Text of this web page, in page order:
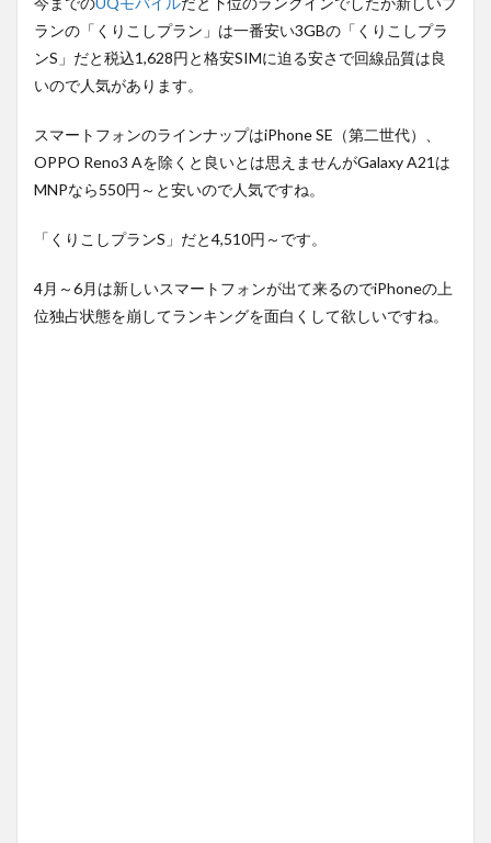
ランの「くりこしプラン」は一番安い3GBの「くりこしプラ
ンS」だと税込1,628円と格安SIMに迫る安さで回線品質は良
いので人気があります。
スマートフォンのラインナップはiPhone SE（第二世代）、
OPPO Reno3 Aを除くと良いとは思えませんがGalaxy A21は
MNPなら550円～と安いので人気ですね。
「くりこしプランS」だと4,510円～です。
4月～6月は新しいスマートフォンが出て来るのでiPhoneの上
位独占状態を崩してランキングを面白くして欲しいですね。